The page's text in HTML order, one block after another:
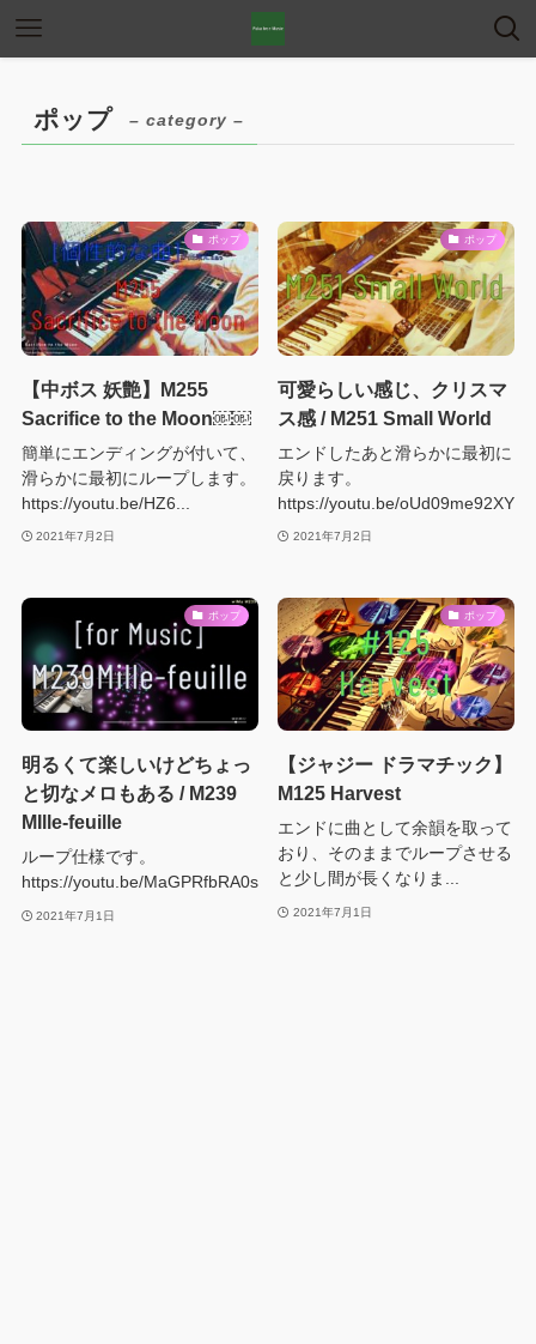
ポップ – category –
ポップ
【中ボス 妖艶】M255
Sacrifice to the Moon￼￼
簡単にエンディングが付いて、
滑らかに最初にループします。
https://youtu.be/HZ6...
2021年7月2日
ポップ
可愛らしい感じ、クリスマ
ス感 / M251 Small World
エンドしたあと滑らかに最初に
戻ります。
https://youtu.be/oUd09me92XY
2021年7月2日
ポップ
明るくて楽しいけどちょっ
と切なメロもある / M239
MIlle-feuille
ループ仕様です。
https://youtu.be/MaGPRfbRA0s
2021年7月1日
ポップ
【ジャジー ドラマチック】
M125 Harvest
エンドに曲として余韻を取って
おり、そのままでループさせる
と少し間が長くなりま...
2021年7月1日